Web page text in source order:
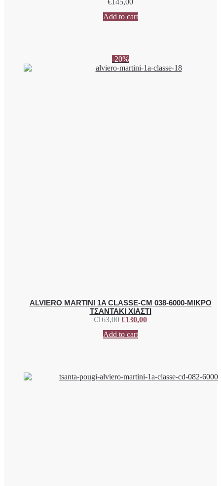
€145,00
Add to cart
-20%
ALVIERO MARTINI 1A CLASSE-CM 038-6000-ΜΙΚΡΟ
ΤΣΑΝΤΑΚΙ ΧΙΑΣΤΙ
€163,00 €130,00
Add to cart